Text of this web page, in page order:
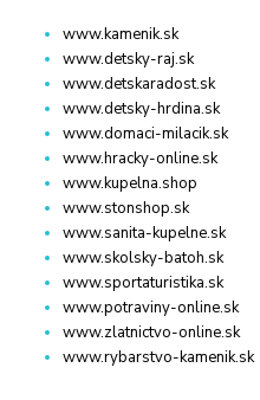
www.kamenik.sk
www.detsky-raj.sk
www.detskaradost.sk
www.detsky-hrdina.sk
www.domaci-milacik.sk
www.hracky-online.sk
www.kupelna.shop
www.stonshop.sk
www.sanita-kupelne.sk
www.skolsky-batoh.sk
www.sportaturistika.sk
www.potraviny-online.sk
www.zlatnictvo-online.sk
www.rybarstvo-kamenik.sk